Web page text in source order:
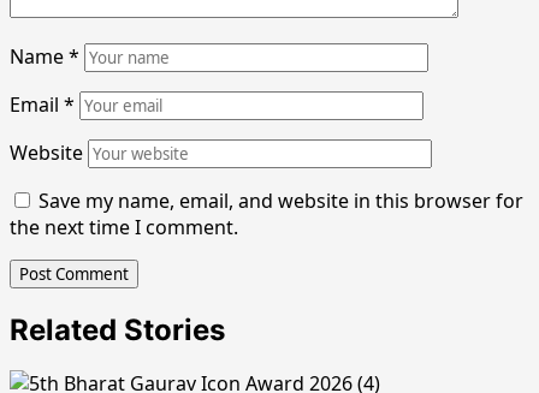
Name*
Email *
Website
Save my name, email, and website in this browser for
the next time I comment.
Related Stories